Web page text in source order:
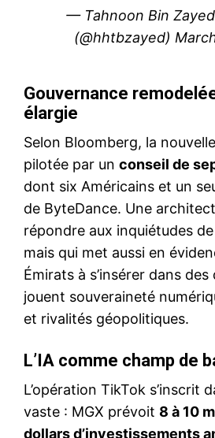
— Tahnoon Bin
(@hhtbzayed)
Gouvernance
élargie
Selon Bloomberg, la
pilotée par un conseil de
dont six Américains et un
de ByteDance. Une
répondre aux inquiétudes
mais qui met aussi en
Émirats à s’insérer dans
jouent souveraineté
et rivalités géopolitiques.
L’IA comme champ de
L’opération TikTok s’inscrit
vaste : MGX prévoit 8 à 10
dollars d’investissements